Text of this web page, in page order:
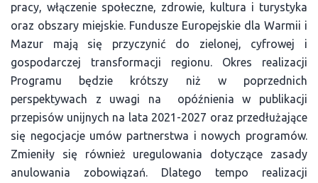
pracy, włączenie społeczne, zdrowie, kultura i turystyka
oraz obszary miejskie. Fundusze Europejskie dla Warmii i
Mazur mają się przyczynić do zielonej, cyfrowej i
gospodarczej transformacji regionu. Okres realizacji
Programu będzie krótszy niż w poprzednich
perspektywach z uwagi na opóźnienia w publikacji
przepisów unijnych na lata 2021-2027 oraz przedłużające
się negocjacje umów partnerstwa i nowych programów.
Zmieniły się również uregulowania dotyczące zasady
anulowania zobowiązań. Dlatego tempo realizacji